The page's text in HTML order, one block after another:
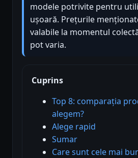
modele potrivite pentru
ușoară. Prețurile
valabile la momentul
pot varia.
Cuprins
Top 8: comparația
alegem?
Alege rapid
Sumar
Care sunt cele mai